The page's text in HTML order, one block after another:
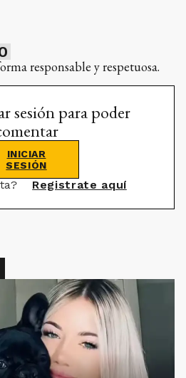
responsable y respetuosa.
sesión para poder
INICIAR
SESIÓN
Registrate aquí